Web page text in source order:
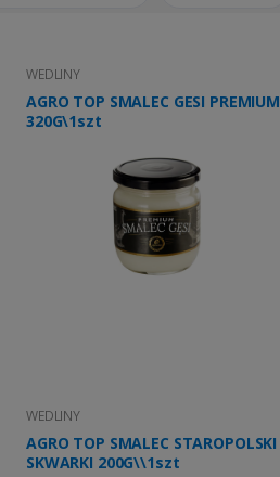
WEDLINY
AGRO TOP SMALEC GESI PREMIUM
320G\1szt
WEDLINY
AGRO TOP SMALEC STAROPOLSKI
SKWARKI 200G\\1szt